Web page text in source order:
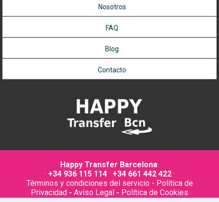
Nosotros
FAQ
Blog
Contacto
Happy Transfer Barcelona
· +34 936 115 114· +34 661 442 422·
Términos y condiciones del servicio - Política de
Privacidad - Aviso Legal - Política de Cookies